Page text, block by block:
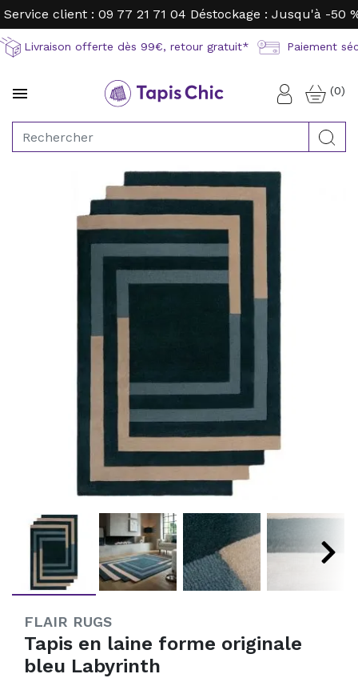
Service client : 09 77 21 71 04 Déstockage : Jusqu'à -50
Livraison offerte dès 99€, retour gratuit* Paiement
 Connexion
(0)
FLAIR RUGS
Tapis en laine forme originale
bleu Labyrinth